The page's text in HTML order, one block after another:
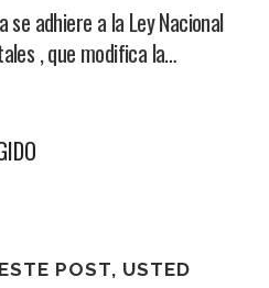
se adhiere a la Ley Nacional
, que modifica la…
POST, USTED